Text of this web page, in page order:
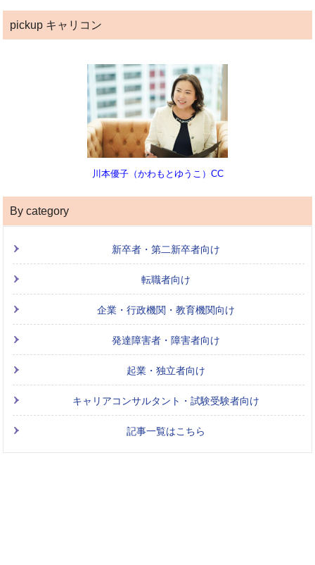
pickup キャリコン
川本優子（かわもとゆうこ）CC
By category
新卒者・第二新卒者向け
転職者向け
企業・行政機関・教育機関向け
発達障害者・障害者向け
起業・独立者向け
キャリアコンサルタント・試験受験者向け
記事一覧はこちら